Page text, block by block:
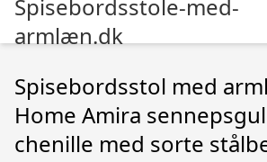
Spisebordsstole-med-
armlæn.dk
Spisebordsstol med
Home Amira
chenille med sorte